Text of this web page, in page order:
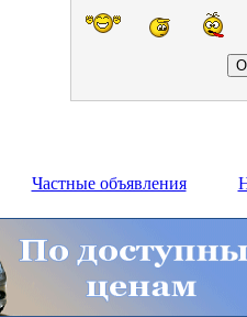
Частные объявления